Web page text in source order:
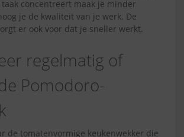
concentreert maak je minder
je de kwaliteit van je werk. De
er ook voor dat je sneller werkt.
regelmatig of
Pomodoro-
de tomatenvormige keukenwekker die